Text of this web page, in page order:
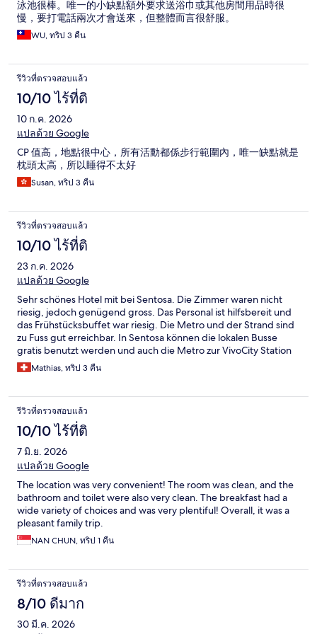
泳池很棒。唯一的小缺點額外要求送浴巾或其他房間用品時很
慢，要打電話兩次才會送來，但整體而言很舒服。
WU, ทริป 3 คืน
รีวิวที่ตรวจสอบแล้ว
10/10 ไร้ที่ติ
10 ก.ค. 2026
แปลด้วย Google
CP 值高，地點很中心，所有活動都係步行範圍內，唯一缺點就是
枕頭太高，所以睡得不太好
Susan, ทริป 3 คืน
รีวิวที่ตรวจสอบแล้ว
10/10 ไร้ที่ติ
23 ก.ค. 2026
แปลด้วย Google
Sehr schönes Hotel mit bei Sentosa. Die Zimmer waren nicht
riesig, jedoch genügend gross. Das Personal ist hilfsbereit und
das Frühstücksbuffet war riesig. Die Metro und der Strand sind
zu Fuss gut erreichbar. In Sentosa können die lokalen Busse
gratis benutzt werden und auch die Metro zur VivoCity Station
ist kostenlos.
Mathias, ทริป 3 คืน
รีวิวที่ตรวจสอบแล้ว
10/10 ไร้ที่ติ
7 มิ.ย. 2026
แปลด้วย Google
The location was very convenient! The room was clean, and the
bathroom and toilet were also very clean. The breakfast had a
wide variety of choices and was very plentiful! Overall, it was a
pleasant family trip.
NAN CHUN, ทริป 1 คืน
รีวิวที่ตรวจสอบแล้ว
8/10 ดีมาก
30 มี.ค. 2026